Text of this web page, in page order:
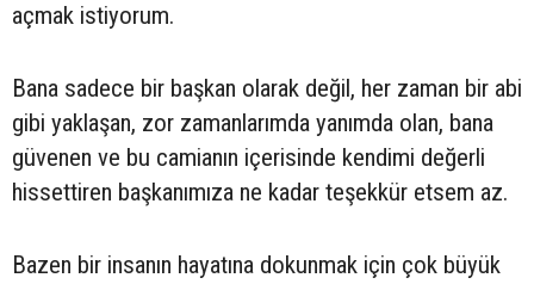
açmak istiyorum.
Bana sadece bir başkan olarak değil, her zaman bir abi
gibi yaklaşan, zor zamanlarımda yanımda olan, bana
güvenen ve bu camianın içerisinde kendimi değerli
hissettiren başkanımıza ne kadar teşekkür etsem az.
Bazen bir insanın hayatına dokunmak için çok büyük